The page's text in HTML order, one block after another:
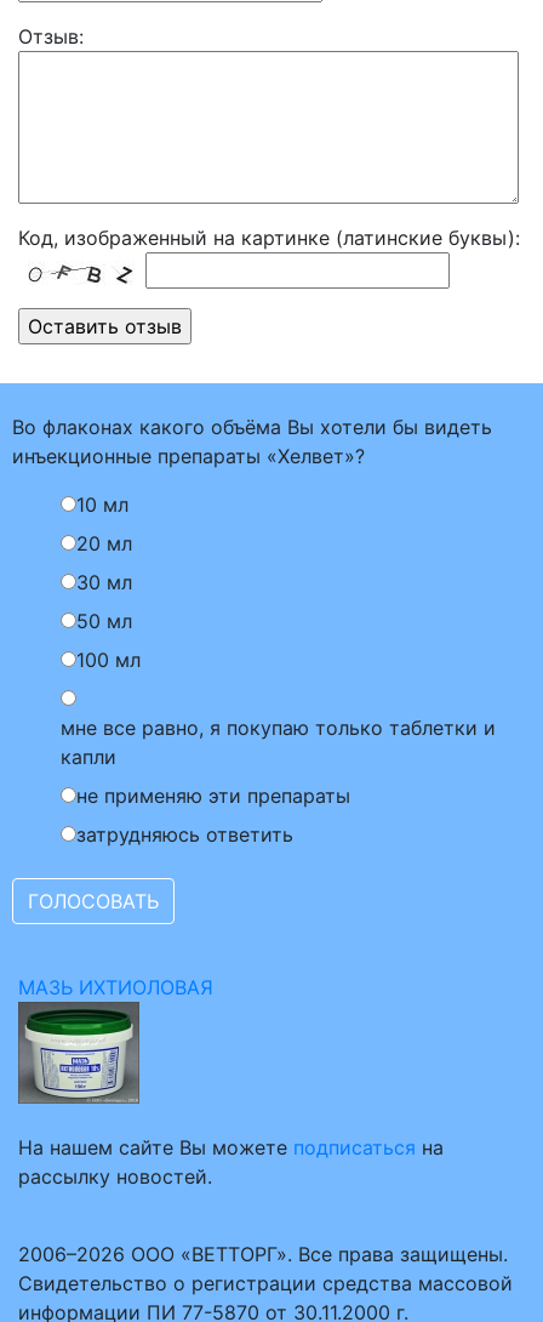
Отзыв:
Код, изображенный на картинке (латинские буквы):
Во флаконах какого объёма Вы хотели бы видеть
инъекционные препараты «Хелвет»?
10 мл
20 мл
30 мл
50 мл
100 мл
мне все равно, я покупаю только таблетки и
капли
не применяю эти препараты
затрудняюсь ответить
МАЗЬ ИХТИОЛОВАЯ
На нашем сайте Вы можете подписаться на
рассылку новостей.
2006–2026 ООО «ВЕТТОРГ». Все права защищены.
Свидетельство о регистрации средства массовой
информации ПИ 77-5870 от 30.11.2000 г.